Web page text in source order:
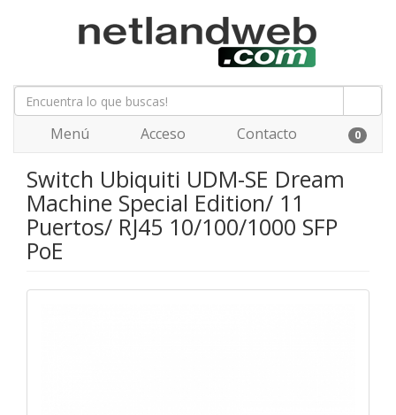
Menú Acceso Contacto 0
Switch Ubiquiti UDM-SE Dream
Machine Special Edition/ 11
Puertos/ RJ45 10/100/1000 SFP
PoE